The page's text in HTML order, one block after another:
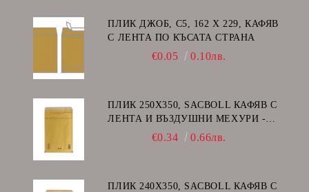
ПЛИК ДЖОБ, C5, 162 Х 229, КАФЯВ
С ЛЕНТА ПО КЪСАТА СТРАНА
€0.05 0.10лв.
ПЛИК 250Х350, SACBOLL КАФЯВ С
ЛЕНТА И ВЪЗДУШНИ МЕХУРИ -
€0.34 0.66лв.
ПЛИК 240Х350, SACBOLL КАФЯВ С